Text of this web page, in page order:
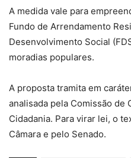
A medida vale para
Fundo de Arrendamento
Desenvolvimento Social
moradias populares.
A proposta tramita em
analisada pela Comissão de
Cidadania. Para virar lei, o
Câmara e pelo Senado.